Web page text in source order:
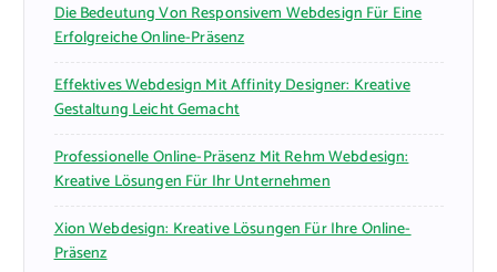
Die Bedeutung Von Responsivem Webdesign Für Eine
Erfolgreiche Online-Präsenz
Effektives Webdesign Mit Affinity Designer: Kreative
Gestaltung Leicht Gemacht
Professionelle Online-Präsenz Mit Rehm Webdesign:
Kreative Lösungen Für Ihr Unternehmen
Xion Webdesign: Kreative Lösungen Für Ihre Online-
Präsenz